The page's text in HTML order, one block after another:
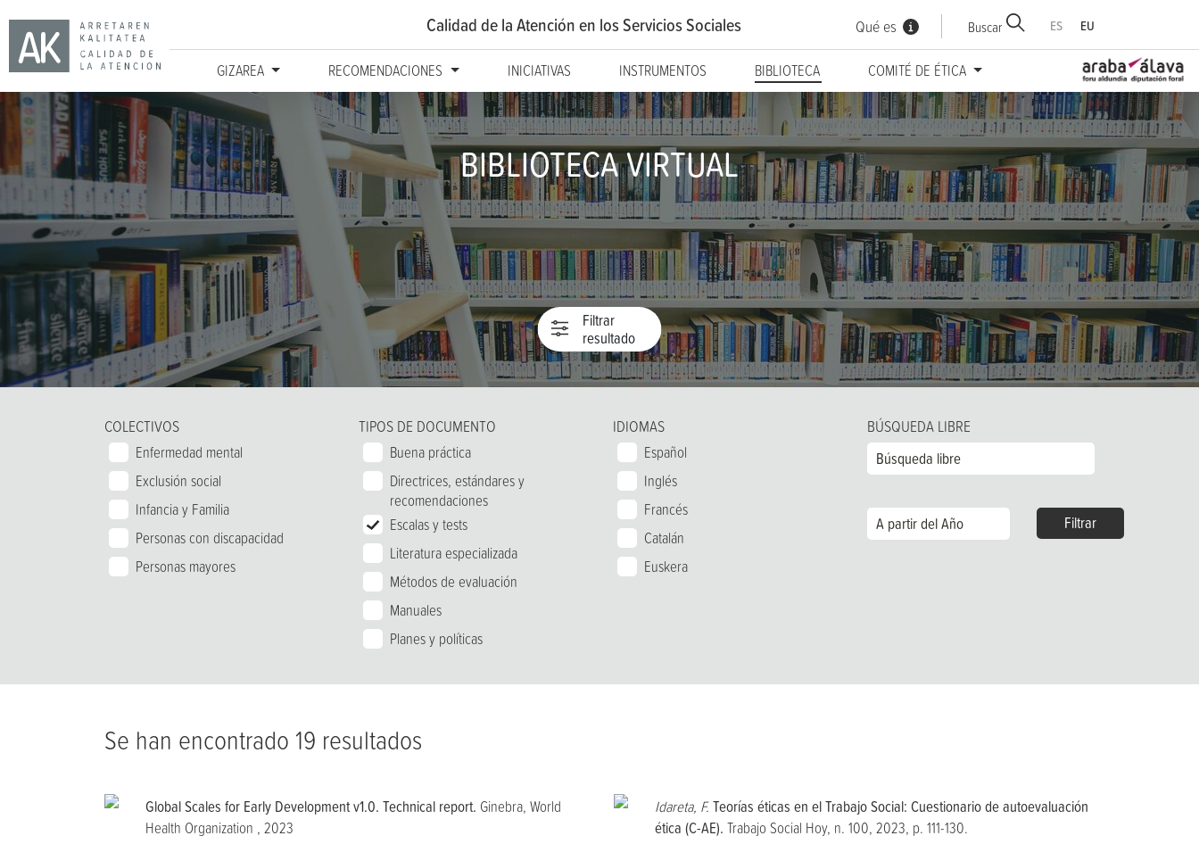
Ir directamente al contenido
Calidad de la Atenciónen los Servicios Sociales Qué es Buscar ES EU
GIZAREA RECOMENDACIONES INICIATIVAS INSTRUMENTOS BIBLIOTECA COMITÉ DE ÉTICA
BIBLIOTECA VIRTUAL
Filtrar
resultado
COLECTIVOS
Enfermedad mental
Exclusión social
Infancia y Familia
Personas con discapacidad
Personas mayores
TIPOS DE DOCUMENTO
Buena práctica
Directrices, estándares y
recomendaciones
Escalas y tests
Literatura especializada
Métodos de evaluación
Manuales
Planes y políticas
IDIOMAS
Español
Inglés
Francés
Catalán
Euskera
BÚSQUEDA LIBRE
Búsqueda libre
A partir del Año Filtrar
Se han encontrado 19 resultados
Global Scales for Early Development v1.0. Technical report. Ginebra, World
Health Organization , 2023
Idareta, F.Teorías éticas en el Trabajo Social: Cuestionario de autoevaluación
ética (C-AE).Trabajo Social Hoy, n. 100, 2023, p. 111-130.